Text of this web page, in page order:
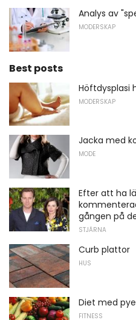
Analys av
MODERSKAP
Best posts
Höftdysplasi
MODERSKAP
Jacka med
MODE
Efter att ha
gången på
STJÄRNA
Curb plattor
HUS
Diet med
FITNESS